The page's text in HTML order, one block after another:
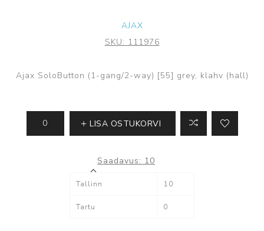
AJAX
SKU: 111976
Ajax SoloButton (1-gang/2-way) [55] grey, klahv (hall)
LISA OSTUKORVI
Saadavus: 10
Tallinn 10
Tartu 0